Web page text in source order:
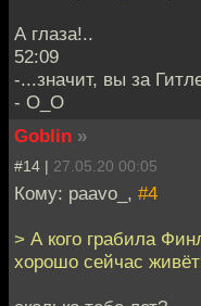
А глаза!..
52:09
-...значит, вы за
- О_О
Goblin »
#14 | 27.05.20 00:05
Кому: paavo_, #4
> А кого грабила
хорошо сейчас